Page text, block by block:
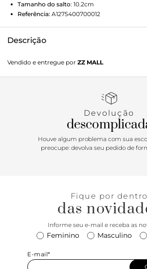
Tamanho do salto: 10.2cm
Referência: A1275400700012
Descrição
bico fino. Aberto, traz recorte geométrico
Possui tira fina conectada ao cabedal,
Tem mais duas tiras afiveladas sobre o
inscrição do nome da marca. Exibe todo
Vendido e entregue por ZZ MALL
Devolução
Houve algum problema com sua
preocupe: devolva seu pedido de
Fique por dentro
das
Informe seu e-mail e receba as
Feminino Masculino
E-mail*